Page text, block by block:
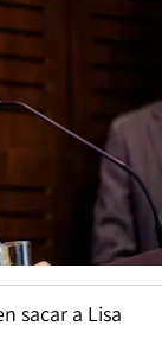
sacar a Lisa